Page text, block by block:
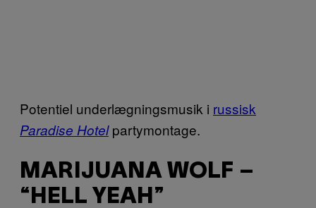
Potentiel underlægningsmusik i russisk
Paradise Hotelpartymontage.
MARIJUANA WOLF –
“HELL YEAH”